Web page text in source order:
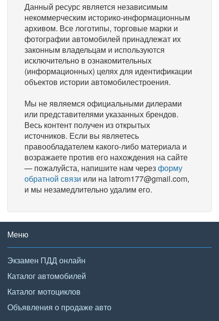
Данный ресурс является независимым
некоммерческим историко-информационным
архивом. Все логотипы, торговые марки и
фотографии автомобилей принадлежат их
законным владельцам и используются
исключительно в ознакомительных
(информационных) целях для идентификации
объектов истории автомобилестроения.
Мы не являемся официальными дилерами
или представителями указанных брендов.
Весь контент получен из открытых
источников. Если вы являетесь
правообладателем какого-либо материала и
возражаете против его нахождения на сайте
— пожалуйста, напишите нам черезформу
обратной связи или на latrom177@gmail.com,
и мы незамедлительно удалим его.
Меню
Экзамен ПДД онлайн
Каталог автомобилей
Каталог мотоциклов
Объявления о продаже авто